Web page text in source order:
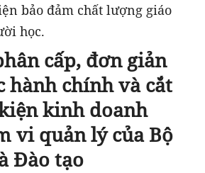
bảo đảm chất lượng giáo
học.
cấp, đơn giản
hành chính và cắt
kinh doanh
vi quản lý của Bộ
Đào tạo